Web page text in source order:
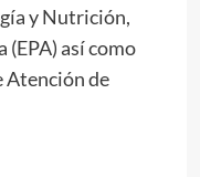
y Nutrición,
(EPA) así como
Atención de